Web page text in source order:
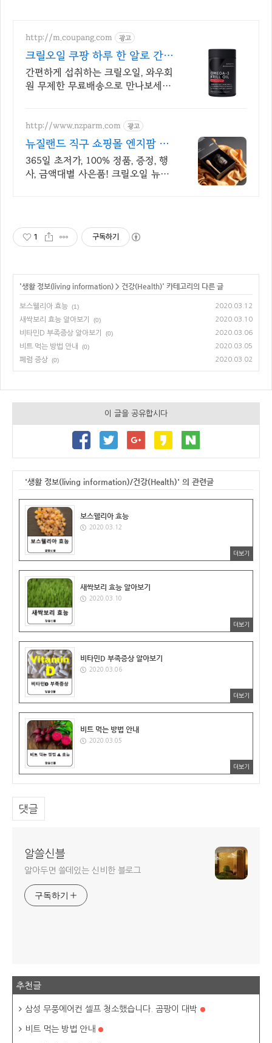
http://m.coupang.com 광고
크릴오일 쿠팡 하루 한 알로 간편
하게
간편하게 섭취하는 크릴오일, 와우회
원 무제한 무료배송으로 만나보세요.
http://www.nzparm.com 광고
뉴질랜드 직구 쇼핑몰 엔지팜 회
원가입시 적립급 바로 지급
365일 초저가, 100% 정품, 증정, 행
사, 금액대별 사은품! 크릴오일 뉴질
1 구독하기
'생활 정보(living information) > 건강(Health)' 카테고리의 다른 글
보스웰리아 효능 (1) 2020.03.12
새싹보리 효능 알아보기 (0) 2020.03.10
비타민D 부족증상 알아보기 (0) 2020.03.06
비트 먹는 방법 안내 (0) 2020.03.05
폐렴 증상 (0) 2020.03.02
이 글을 공유합시다
'생활 정보(living information)/건강(Health)' 의 관련글
보스웰리아 효능
2020.03.12
더보기
새싹보리 효능 알아보기
2020.03.10
더보기
비타민D 부족증상 알아보기
2020.03.06
더보기
비트 먹는 방법 안내
2020.03.05
더보기
댓글
알쓸신블
알아두면 쓸데있는 신비한 블로그
구독하기
추천글
삼성 무풍에어컨 셀프 청소했습니다. 곰팡이 대박
비트 먹는 방법 안내